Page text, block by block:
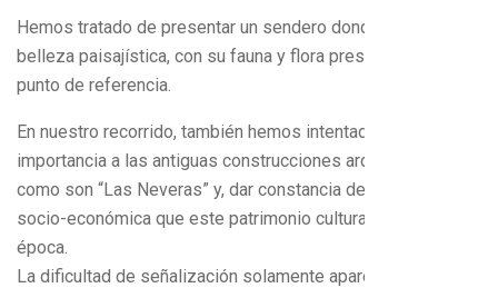
Hemos tratado de presentar un sendero donde prime la
belleza paisajística, con su fauna y flora presente en cada
punto de referencia.
En nuestro recorrido, también hemos intentado dar
importancia a las antiguas construcciones arquitectónicas
como son “Las Neveras” y, dar constancia de la importancia
socio-económica que este patrimonio cultural tenía en la
época.
La dificultad de señalización solamente aparece en las